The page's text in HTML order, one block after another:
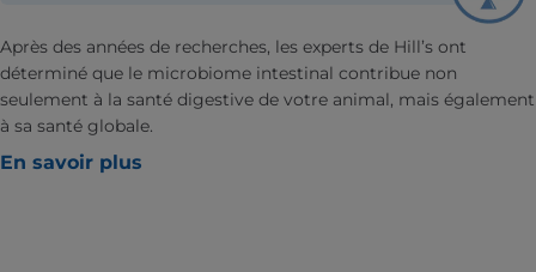
Après des années de recherches, les experts de Hill’s ont
déterminé que le microbiome intestinal contribue non
seulement à la santé digestive de votre animal, mais également
à sa santé globale.
En savoir plus